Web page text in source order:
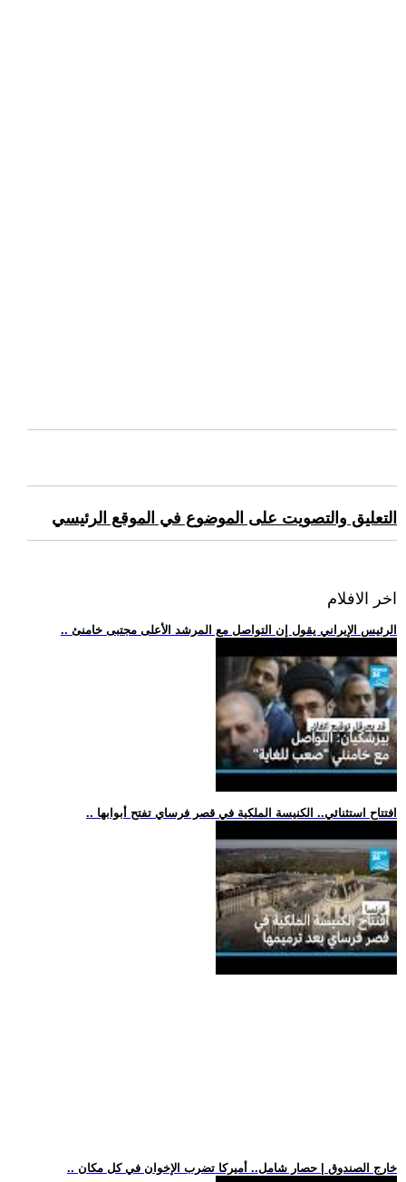
التعليق والتصويت على الموضوع في الموقع الرئيسي
اخر الافلام
.. الرئيس الإيراني يقول إن التواصل مع المرشد الأعلى مجتبى خامنئ
.. افتتاح استثنائي.. الكنيسة الملكية في قصر فرساي تفتح أبوابها
.. خارج الصندوق | حصار شامل.. أميركا تضرب الإخوان في كل مكان